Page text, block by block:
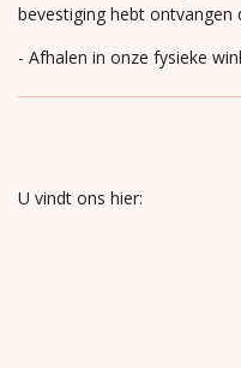
bevestiging hebt ontvangen
- Afhalen in onze fysieke
U vindt ons hier: